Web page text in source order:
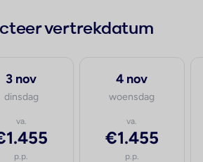
vertrekdatum
3 nov
dinsdag
va.
p.p.
4 nov
woensdag
va.
€1.455
p.p.